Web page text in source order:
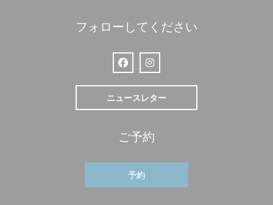
フォローしてください
Facebook ((新しいウィンドウで開きま
Instagram ((新しいウィンドウで
ニュースレター
ご予約
予約